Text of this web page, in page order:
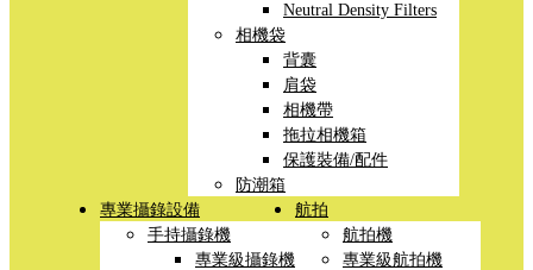
Neutral Density Filters
相機袋
背囊
肩袋
相機帶
拖拉相機箱
保護裝備/配件
防潮箱
專業攝錄設備
手持攝錄機
專業級攝錄機
航拍
航拍機
專業級航拍機